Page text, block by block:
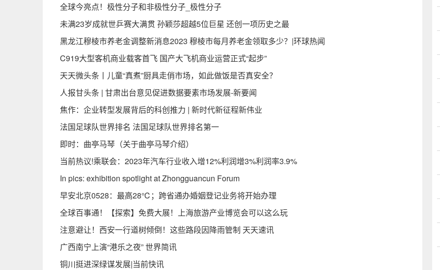
全球今亮点！极性分子和非极性分子_极性分子
未满23岁成就世乒赛大满贯 孙颖莎超越5位巨星 还创一项历史之最
黑龙江穆棱市养老金调整新消息2023 穆棱市每月养老金领取多少？|环球热闻
C919大型客机商业载客首飞 国产大飞机商业运营正式“起步”
天天微头条丨儿童“真煮”厨具走俏市场，如此做饭是否真安全？
人报甘头条 | 甘肃出台意见促进数据要素市场发展-新要闻
焦作：企业转型发展背后的科创推力 | 新时代新征程新伟业
法国足球队世界排名 法国足球队世界排名第一
即时：曲亭马琴（关于曲亭马琴介绍）
当前热议!乘联会：2023年汽车行业收入增12%利润增3%利润率3.9%
In pics: exhibition spotlight at Zhongguancun Forum
早安北京0528：最高28℃；跨省通办婚姻登记业务将开始办理
全球百事通！【探索】免费大展！上海旅游产业博览会可以这么玩
注意避让！西安一行道树倾倒！这些路段因降雨管制 天天速讯
广西南宁上演“港乐之夜” 世界简讯
铜川挺进深绿谋发展|当前快讯